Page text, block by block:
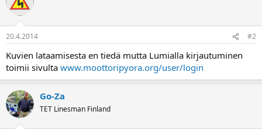
20.4.2014 #2
Kuvien lataamisesta en tiedä mutta Lumialla kirjautuminen
toimii sivulta www.moottoripyora.org/user/login
Go-Za
TET Linesman Finland